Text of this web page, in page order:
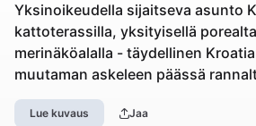
Yksinoikeudella sijaitseva asunto
kattoterassilla, yksityisellä
merinäköalalla - täydellinen
muutaman askeleen päässä
Lue kuvaus Jaa